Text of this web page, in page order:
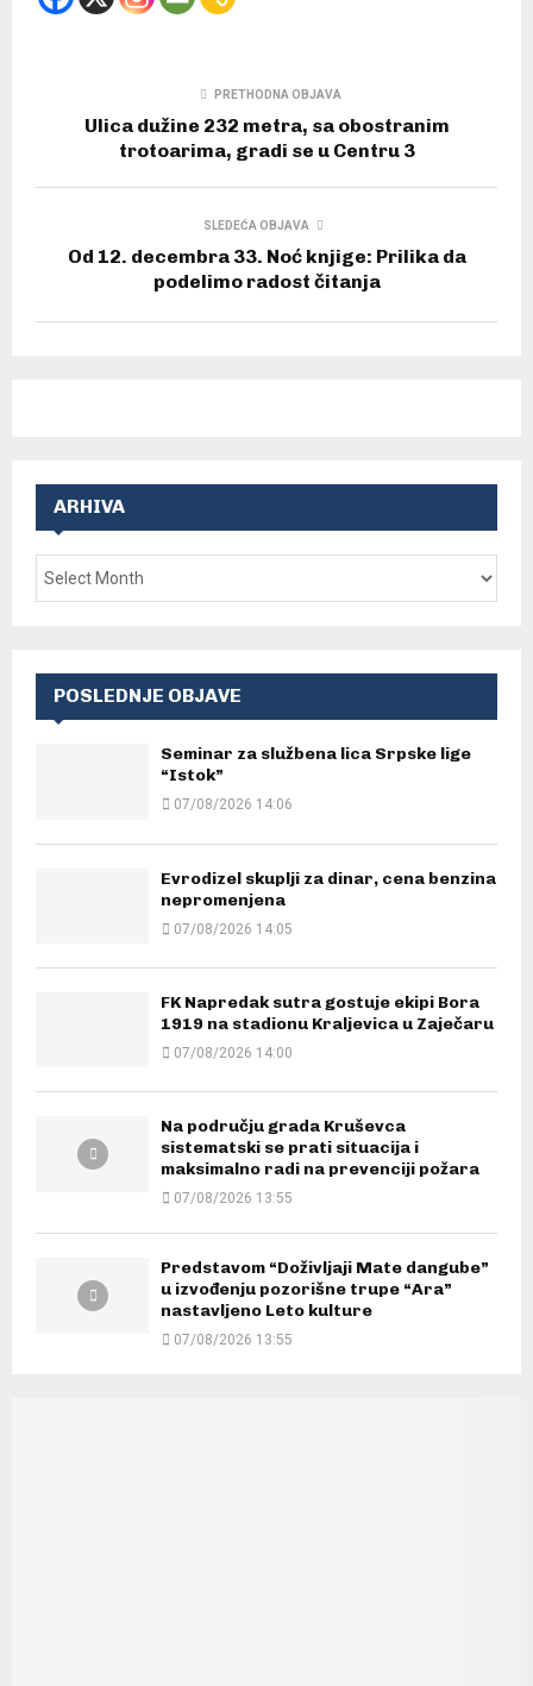
PRETHODNA OBJAVA
Ulica dužine 232 metra, sa obostranim
trotoarima, gradi se u Centru 3
SLEDEĆA OBJAVA
Od 12. decembra 33. Noć knjige: Prilika da
podelimo radost čitanja
ARHIVA
POSLEDNJE OBJAVE
Seminar za službena lica Srpske lige
“Istok”
07/08/2026 14:06
Evrodizel skuplji za dinar, cena benzina
nepromenjena
07/08/2026 14:05
FK Napredak sutra gostuje ekipi Bora
1919 na stadionu Kraljevica u Zaječaru
07/08/2026 14:00
Na području grada Kruševca
sistematski se prati situacija i
maksimalno radi na prevenciji požara
07/08/2026 13:55
Predstavom “Doživljaji Mate dangube”
u izvođenju pozorišne trupe “Ara”
nastavljeno Leto kulture
07/08/2026 13:55